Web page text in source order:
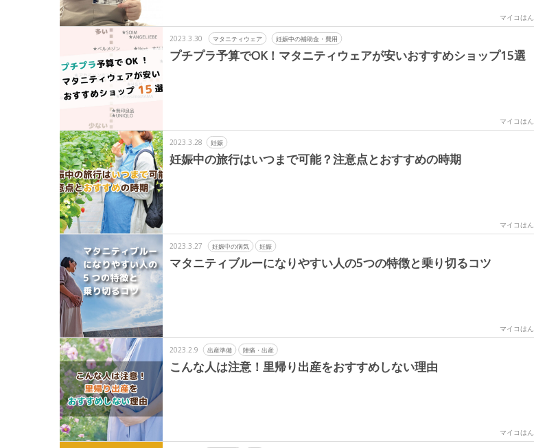
マイコはん
2023.3.30 マタニティウェア 妊娠中の補助金・費用
プチプラ予算でOK！マタニティウェアが安いおすすめショップ15選
マイコはん
2023.3.28 妊娠
妊娠中の旅行はいつまで可能？注意点とおすすめの時期
マイコはん
2023.3.27 妊娠中の病気 妊娠
マタニティブルーになりやすい人の5つの特徴と乗り切るコツ
マイコはん
2023.2.9 出産準備 陣痛・出産
こんな人は注意！里帰り出産をおすすめしない理由
マイコはん